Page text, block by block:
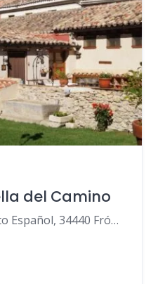
del Camino
Avenida Del Ejército Español, 34440 Frómista, Palencia, Spanje